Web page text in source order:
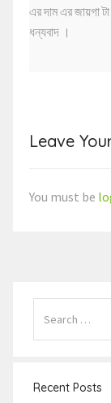
এর দাম এর জায়গা
ধন্যবাদ ।
Leave
You must be
Recent Posts